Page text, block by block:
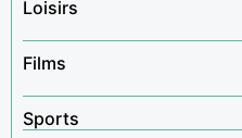
Loisirs
Films
Sports